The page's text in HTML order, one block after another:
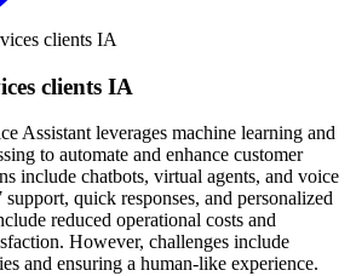
clients IA
clients IA
Assistant leverages machine learning and
to automate and enhance customer
include chatbots, virtual agents, and voice
quick responses, and personalized
reduced operational costs and
However, challenges include
and ensuring a human-like experience.